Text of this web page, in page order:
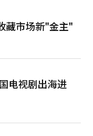
藏市场新"金主"
电视剧出海进